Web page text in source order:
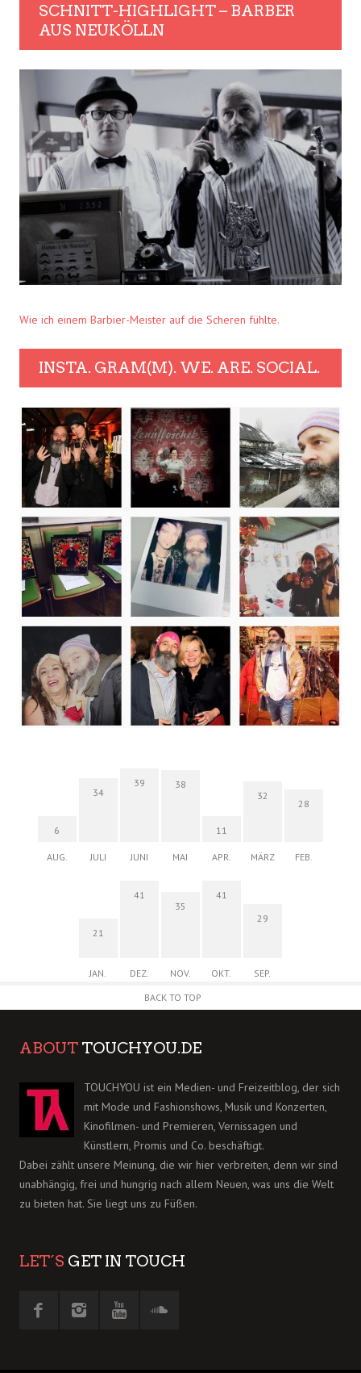
SCHNITT-HIGHLIGHT – BARBER
AUS NEUKÖLLN
Wie ich einem Barbier-Meister auf die Scheren fühlte.
INSTA. GRAM(M). WE. ARE. SOCIAL.
6
AUG.
34
JULI
39
JUNI
38
MAI
11
APR.
32
MÄRZ
28
FEB.
21
JAN.
41
DEZ.
35
NOV.
41
OKT.
29
SEP.
BACK TO TOP
ABOUT TOUCHYOU.DE
TOUCHYOU ist ein Medien- und Freizeitblog, der sich
mit Mode und Fashionshows, Musik und Konzerten,
Kinofilmen- und Premieren, Vernissagen und
Künstlern, Promis und Co. beschäftigt.
Dabei zählt unsere Meinung, die wir hier verbreiten, denn wir sind
unabhängig, frei und hungrig nach allem Neuen, was uns die Welt
zu bieten hat. Sie liegt uns zu Füßen.
LET´S GET IN TOUCH